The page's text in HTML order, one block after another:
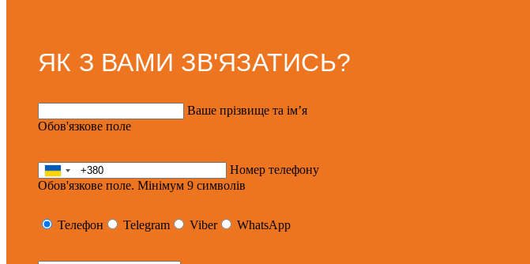
ЯК З ВАМИ ЗВ'ЯЗАТИСЬ?
Ваше прізвище та ім’я
Обов'язкове поле
Номер телефону
Обов'язкове поле. Мінімум 9 символів
Телефон Telegram Viber WhatsApp